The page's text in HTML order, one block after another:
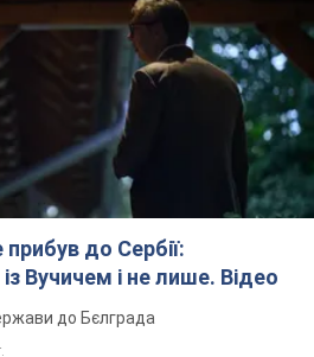
до Сербії:
Вучичем і не лише. Відео
до Бєлграда